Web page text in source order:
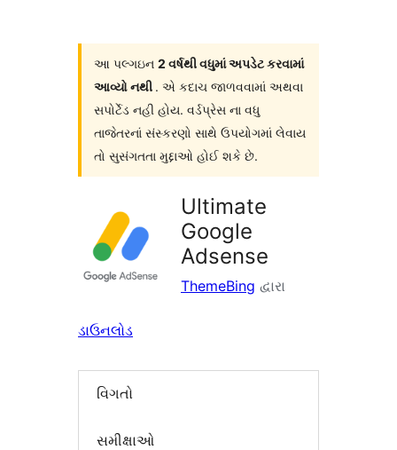
આ પલ્ગઇન 2 વર્ષથી વધુમાં અપડેટ કરવામાં
આવ્યો નથી . એ કદાચ જાળવવામાં અથવા
સપોર્ટેડ નહી હોય. વર્ડપ્રેસ ના વધુ
તાજેતરનાં સંસ્કરણો સાથે ઉપયોગમાં લેવાય
તો સુસંગતતા મુદ્દાઓ હોઈ શકે છે.
Ultimate
Google
Adsense
ThemeBing દ્વારા
ડાઉનલોડ
વિગતો
સમીક્ષાઓ